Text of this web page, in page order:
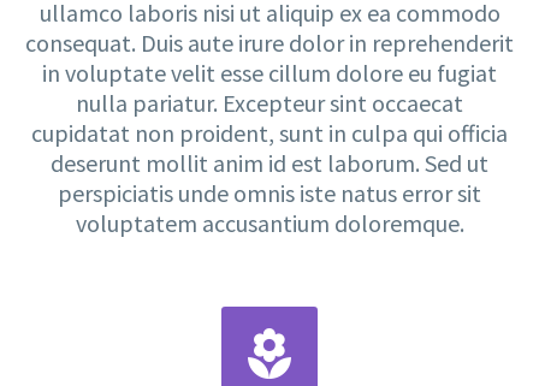
ullamco laboris nisi ut aliquip ex ea commodo
consequat. Duis aute irure dolor in reprehenderit
in voluptate velit esse cillum dolore eu fugiat
nulla pariatur. Excepteur sint occaecat
cupidatat non proident, sunt in culpa qui officia
deserunt mollit anim id est laborum. Sed ut
perspiciatis unde omnis iste natus error sit
voluptatem accusantium doloremque.

